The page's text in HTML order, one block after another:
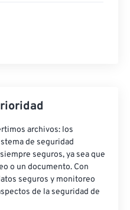
archivos: los
de seguridad
seguros, ya sea que
o un documento. Con
seguros y monitoreo
de la seguridad de